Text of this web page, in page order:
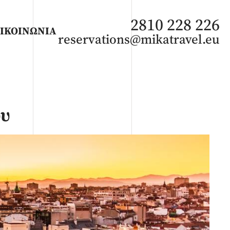
Άνοιξη 2027 Καλοκαίρι 2026
ΑΦΡΙΚΗ
2810 228 226
reservations@mikatravel.eu